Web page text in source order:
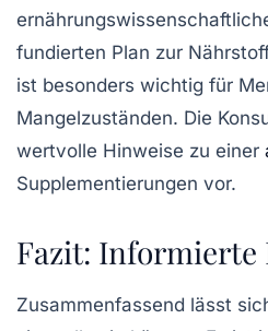
fundierten Plan zur
ist besonders wichtig für
Mangelzuständen. Die
wertvolle Hinweise zu einer
Supplementierungen vor.
Fazit: Informierte
Zusammenfassend lässt